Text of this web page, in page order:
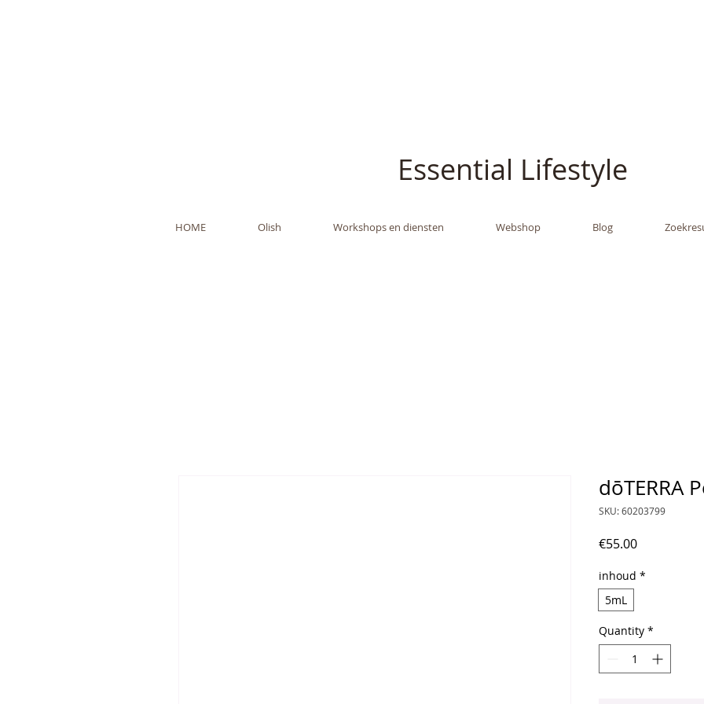
Essential Lifestyle
HOME Olish Workshops en diensten Webshop Blog
dōTERRA
SKU: 60203799
€55.00Price
inhoud *
5mL
Quantity *